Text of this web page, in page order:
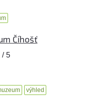
Číhošť
/ 5
výhled